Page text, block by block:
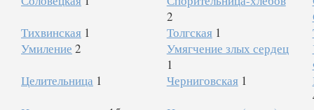
2
Тихвинская 1 Толгская 1
Умиление 2
Умягчение злых сердец
1
Целительница 1 Черниговская 1